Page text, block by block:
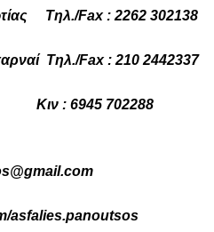
Τηλ./Fax: 2262 302138
Τηλ./Fax: 210 2442337
Κιν : 6945 702288
asfalies.panoutsos